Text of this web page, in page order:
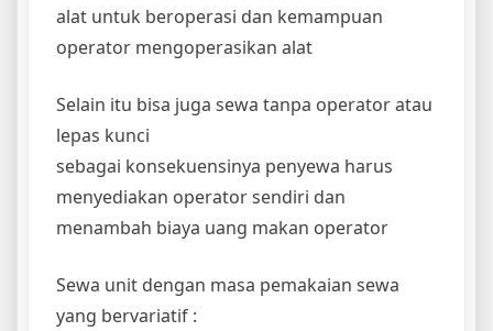
alat untuk beroperasi dan kemampuan
operator mengoperasikan alat
Selain itu bisa juga sewa tanpa operator atau
lepas kunci
sebagai konsekuensinya penyewa harus
menyediakan operator sendiri dan
menambah biaya uang makan operator
Sewa unit dengan masa pemakaian sewa
yang bervariatif :